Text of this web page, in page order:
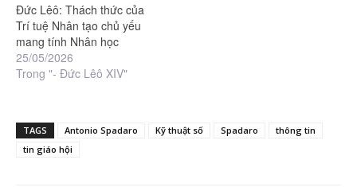
Đức Lêô: Thách thức của
Trí tuệ Nhân tạo chủ yếu
mang tính Nhân học
25/05/2026
Trong "- Đức Lêô XIV"
TAGS Antonio Spadaro Kỹ thuật số Spadaro
thông tin
tin giáo hội